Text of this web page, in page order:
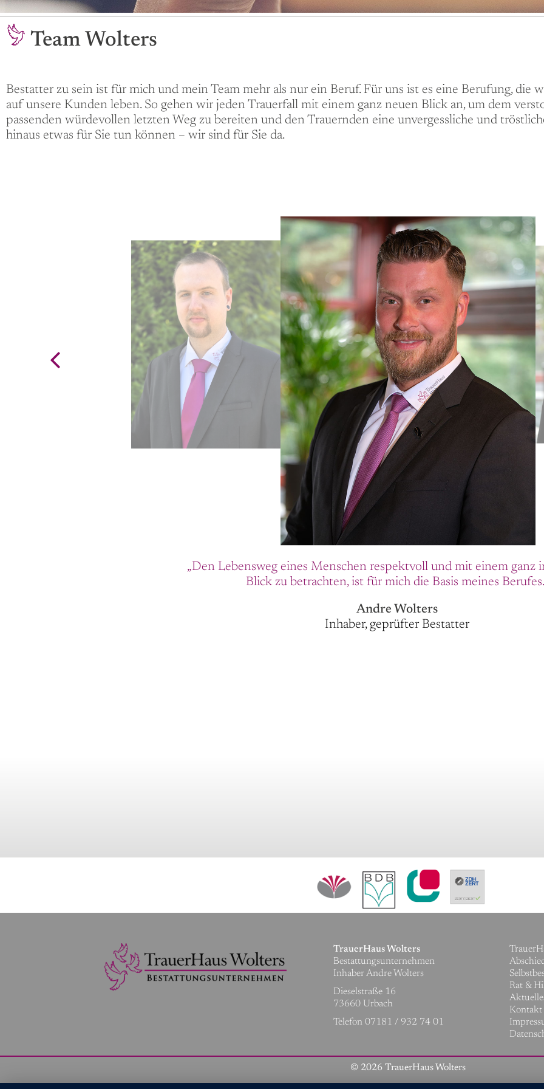
Team Wolters
Bestatter zu sein ist für mich und mein Team mehr als nur ein Beruf. Für uns ist es eine Berufung,
auf unsere Kunden leben. So gehen wir jeden Trauerfall mit einem ganz neuen Blick an, um dem
passenden würdevollen letzten Weg zu bereiten und den Trauernden eine unvergessliche und
hinaus etwas für Sie tun können – wir sind für Sie da.
„Den Lebensweg eines Menschen respektvoll und mit einem ganz
Blick zu betrachten, ist für mich die Basis meines
Andre Wolters
Inhaber, geprüfter Bestatter
TrauerHaus Wolters
Bestattungsunternehmen
Inhaber Andre Wolters
Dieselstraße 16
73660 Urbach
Telefon 07181 / 932 74 01
Rat &
Kontakt
© 2026 TrauerHaus Wolters